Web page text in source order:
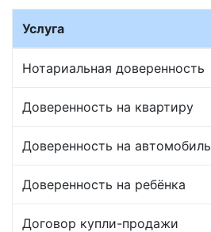
Услуга
Нотариальная доверенность
Доверенность на квартиру
Доверенность на автомобиль
Доверенность на ребёнка
Договор купли-продажи